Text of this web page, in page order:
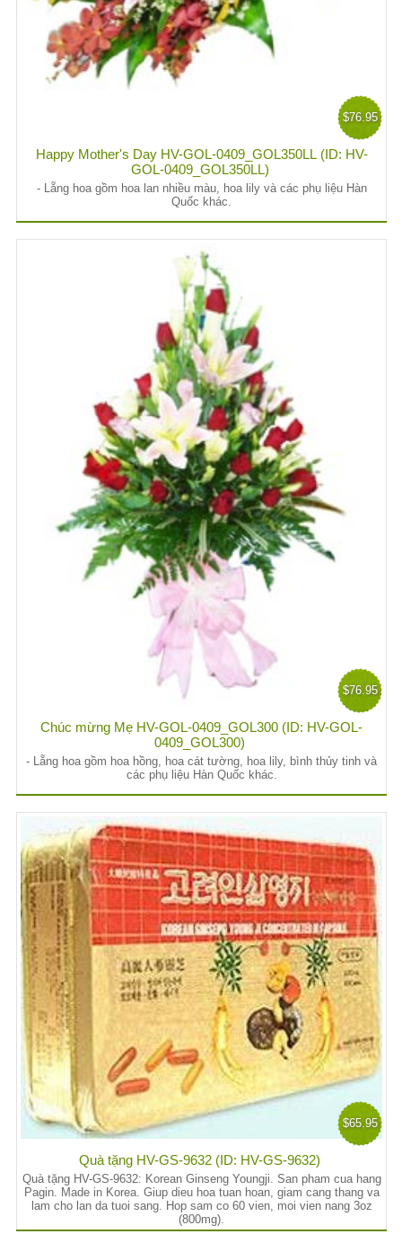
$76.95
Happy Mother's Day HV-GOL-0409_GOL350LL (ID: HV-
GOL-0409_GOL350LL)
- Lẵng hoa gồm hoa lan nhiều màu, hoa lily và các phụ liệu Hàn
Quốc khác.
$76.95
Chúc mừng Mẹ HV-GOL-0409_GOL300 (ID: HV-GOL-
0409_GOL300)
- Lẵng hoa gồm hoa hồng, hoa cát tường, hoa lily, bình thủy tinh và
các phụ liệu Hàn Quốc khác.
$65.95
Quà tặng HV-GS-9632 (ID: HV-GS-9632)
Quà tặng HV-GS-9632: Korean Ginseng Youngji. San pham cua hang
Pagin. Made in Korea. Giup dieu hoa tuan hoan, giam cang thang va
lam cho lan da tuoi sang. Hop sam co 60 vien, moi vien nang 3oz
(800mg).